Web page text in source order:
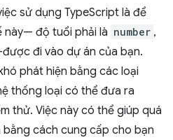
sử dụng TypeScript là để
này— độ tuổi phải là number ,
đi vào dự án của bạn.
phát hiện bằng các loại
thống loại có thể đưa ra
thử. Việc này có thể giúp quá
cách cung cấp cho bạn